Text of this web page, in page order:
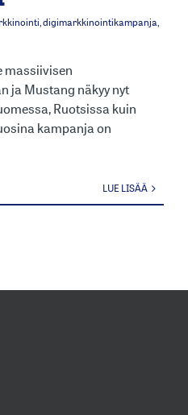
,digimarkkinointikampanja,
massiivisen
ja Mustang näkyy nyt
Ruotsissa kuin
kampanja on
LUE LISÄÄ